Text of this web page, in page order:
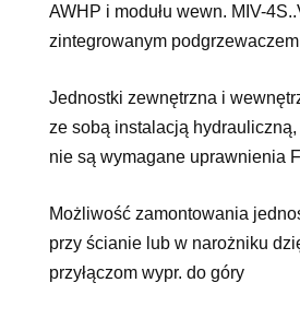
AWHP i modułu wewn. MIV-
zintegrowanym podgrzewaczem
Jednostki zewnętrzna i
ze sobą instalacją
nie są wymagane uprawnienia
Możliwość zamontowania
przy ścianie lub w narożniku
przyłączom wypr. do góry